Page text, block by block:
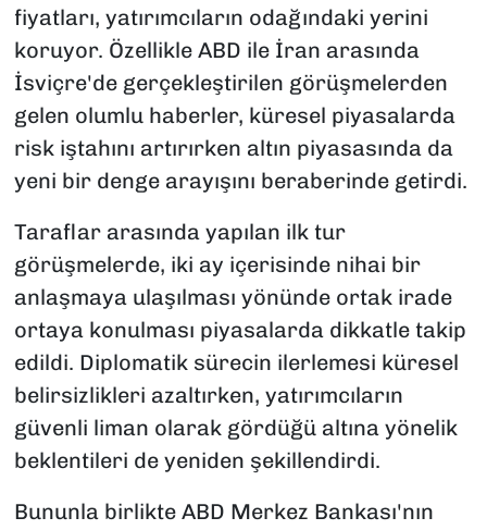
fiyatları, yatırımcıların odağındaki yerini
koruyor. Özellikle ABD ile İran arasında
İsviçre'de gerçekleştirilen görüşmelerden
gelen olumlu haberler, küresel piyasalarda
risk iştahını artırırken altın piyasasında da
yeni bir denge arayışını beraberinde getirdi.
Taraflar arasında yapılan ilk tur
görüşmelerde, iki ay içerisinde nihai bir
anlaşmaya ulaşılması yönünde ortak irade
ortaya konulması piyasalarda dikkatle takip
edildi. Diplomatik sürecin ilerlemesi küresel
belirsizlikleri azaltırken, yatırımcıların
güvenli liman olarak gördüğü altına yönelik
beklentileri de yeniden şekillendirdi.
Bununla birlikte ABD Merkez Bankası'nın